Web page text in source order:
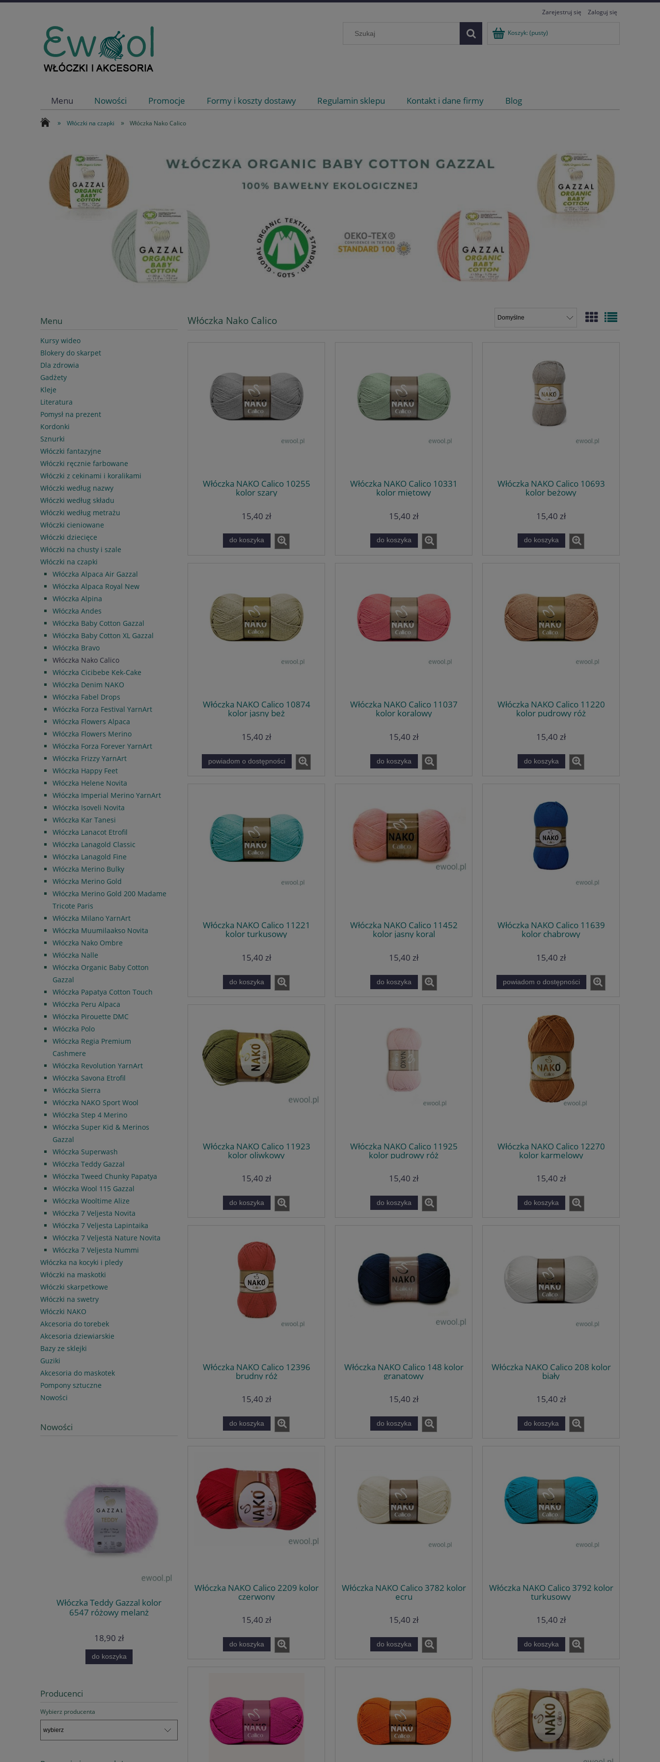
Zarejestruj się Zaloguj się
Koszyk: (pusty)
Menu Nowości Promocje Formy i koszty dostawy Regulamin sklepu Kontakt i dane firmy Blog
» Włóczki na czapki » Włóczka Nako Calico
Menu
Kursy wideo
Blokery do skarpet
Dla zdrowia
Gadżety
Kleje
Literatura
Pomysł na prezent
Kordonki
Sznurki
Włóczki fantazyjne
Włóczki ręcznie farbowane
Włóczki z cekinami i koralikami
Włóczki według nazwy
Włóczki według składu
Włóczki według metrażu
Włóczki cieniowane
Włóczki dziecięce
Włóczki na chusty i szale
Włóczki na czapki
Włóczka Alpaca Air Gazzal
Włóczka Alpaca Royal New
Włóczka Alpina
Włóczka Andes
Włóczka Baby Cotton Gazzal
Włóczka Baby Cotton XL Gazzal
Włóczka Bravo
Włóczka Nako Calico
Włóczka Cicibebe Kek-Cake
Włóczka Denim NAKO
Włóczka Fabel Drops
Włóczka Forza Festival YarnArt
Włóczka Flowers Alpaca
Włóczka Flowers Merino
Włóczka Forza Forever YarnArt
Włóczka Frizzy YarnArt
Włóczka Happy Feet
Włóczka Helene Novita
Włóczka Imperial Merino YarnArt
Włóczka Isoveli Novita
Włóczka Kar Tanesi
Włóczka Lanacot Etrofil
Włóczka Lanagold Classic
Włóczka Lanagold Fine
Włóczka Merino Bulky
Włóczka Merino Gold
Włóczka Merino Gold 200 Madame
Tricote Paris
Włóczka Milano YarnArt
Włóczka Muumilaakso Novita
Włóczka Nako Ombre
Włóczka Nalle
Włóczka Organic Baby Cotton
Gazzal
Włóczka Papatya Cotton Touch
Włóczka Peru Alpaca
Włóczka Pirouette DMC
Włóczka Polo
Włóczka Regia Premium
Cashmere
Włóczka Revolution YarnArt
Włóczka Savona Etrofil
Włóczka Sierra
Włóczka NAKO Sport Wool
Włóczka Step 4 Merino
Włóczka Super Kid & Merinos
Gazzal
Włóczka Superwash
Włóczka Teddy Gazzal
Włóczka Tweed Chunky Papatya
Włóczka Wool 115 Gazzal
Włóczka Wooltime Alize
Włóczka 7 Veljesta Novita
Włóczka 7 Veljesta Lapintaika
Włóczka 7 Veljestä Nature Novita
Włóczka 7 Veljesta Nummi
Włóczka na kocyki i pledy
Włóczki na maskotki
Włóczki skarpetkowe
Włóczki na swetry
Włóczki NAKO
Akcesoria do torebek
Akcesoria dziewiarskie
Bazy ze sklejki
Guziki
Akcesoria do maskotek
Pompony sztuczne
Nowości
Nowości
Włóczka Teddy Gazzal kolor
6547 różowy melanż
18,90 zł
do koszyka
Producenci
Wybierz producenta
Włóczka Nako Calico
Włóczka NAKO Calico 10255
kolor szary
15,40 zł
do koszyka
Włóczka NAKO Calico 10331
kolor miętowy
15,40 zł
do koszyka
Włóczka NAKO Calico 10693
kolor beżowy
15,40 zł
do koszyka
Włóczka NAKO Calico 10874
kolor jasny beż
15,40 zł
powiadom o dostępności
Włóczka NAKO Calico 11037
kolor koralowy
15,40 zł
do koszyka
Włóczka NAKO Calico 11220
kolor pudrowy róż
15,40 zł
do koszyka
Włóczka NAKO Calico 11221
kolor turkusowy
15,40 zł
do koszyka
Włóczka NAKO Calico 11452
kolor jasny koral
15,40 zł
do koszyka
Włóczka NAKO Calico 11639
kolor chabrowy
15,40 zł
powiadom o dostępności
Włóczka NAKO Calico 11923
kolor oliwkowy
15,40 zł
do koszyka
Włóczka NAKO Calico 11925
kolor pudrowy róż
15,40 zł
do koszyka
Włóczka NAKO Calico 12270
kolor karmelowy
15,40 zł
do koszyka
Włóczka NAKO Calico 12396
brudny róż
15,40 zł
do koszyka
Włóczka NAKO Calico 148 kolor
granatowy
15,40 zł
do koszyka
Włóczka NAKO Calico 208 kolor
biały
15,40 zł
do koszyka
Włóczka NAKO Calico 2209 kolor
czerwony
15,40 zł
do koszyka
Włóczka NAKO Calico 3782 kolor
ecru
15,40 zł
do koszyka
Włóczka NAKO Calico 3792 kolor
turkusowy
15,40 zł
do koszyka